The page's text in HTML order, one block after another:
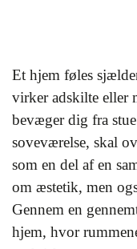
Et hjem føles
virker adskilte eller
bevæger dig fra
soveværelse, skal
som en del af en
om æstetik, men
Gennem en
hjem, hvor